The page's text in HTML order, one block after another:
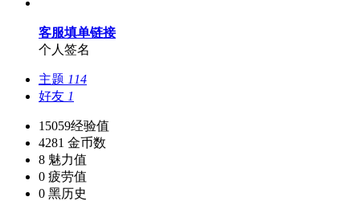
客服填单链接
个人签名
主题 114
好友 1
15059经验值
4281 金币数
8 魅力值
0 疲劳值
0 黑历史